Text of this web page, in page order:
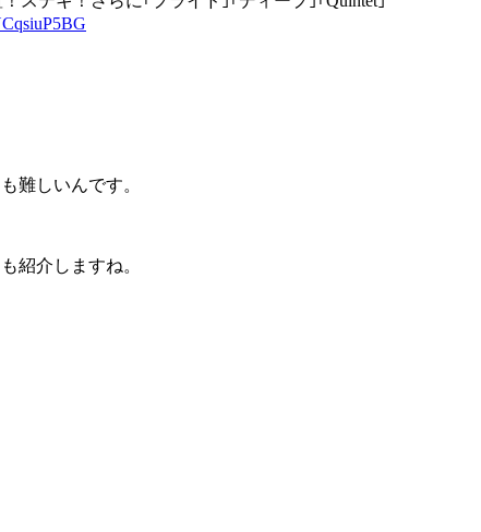
難しいんです。
紹介しますね。